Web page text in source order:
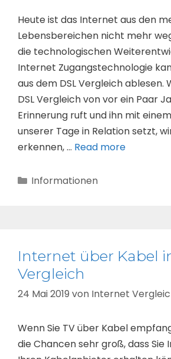
Heute ist das Internet aus den
Lebensbereichen nicht mehr
die technologischen
Internet Zugangstechnologie
aus dem DSL Vergleich ablesen.
DSL Vergleich von vor ein Paar
Erinnerung ruft und ihn mit
unserer Tage in Relation setzt,
erkennen, … Read more
Kategorien
Informationen
Internet über Kabel
Vergleich
24 Mai 2019 von Internet
Wenn Sie TV über Kabel
die Chancen sehr groß, dass